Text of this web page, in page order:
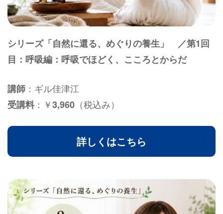
シリーズ「自然に還る、めぐりの養生」 ／第1回
目：呼吸編：呼吸でほどく、こころとからだ
講師 ：ギル佳津江
受講料：￥3,960 （税込み）
詳しくはこちら